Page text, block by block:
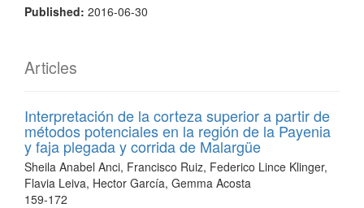
Published: 2016-06-30
Articles
Interpretación de la corteza superior a partir de
métodos potenciales en la región de la Payenia
y faja plegada y corrida de Malargüe
Sheila Anabel Anci, Francisco Ruiz, Federico Lince Klinger,
Flavia Leiva, Hector García, Gemma Acosta
159-172